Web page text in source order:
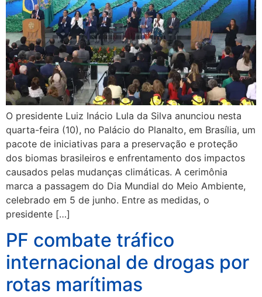
O presidente Luiz Inácio Lula da Silva anunciou nesta
quarta-feira (10), no Palácio do Planalto, em Brasília, um
pacote de iniciativas para a preservação e proteção
dos biomas brasileiros e enfrentamento dos impactos
causados pelas mudanças climáticas. A cerimônia
marca a passagem do Dia Mundial do Meio Ambiente,
celebrado em 5 de junho. Entre as medidas, o
presidente […]
PF combate tráfico
internacional de drogas por
rotas marítimas